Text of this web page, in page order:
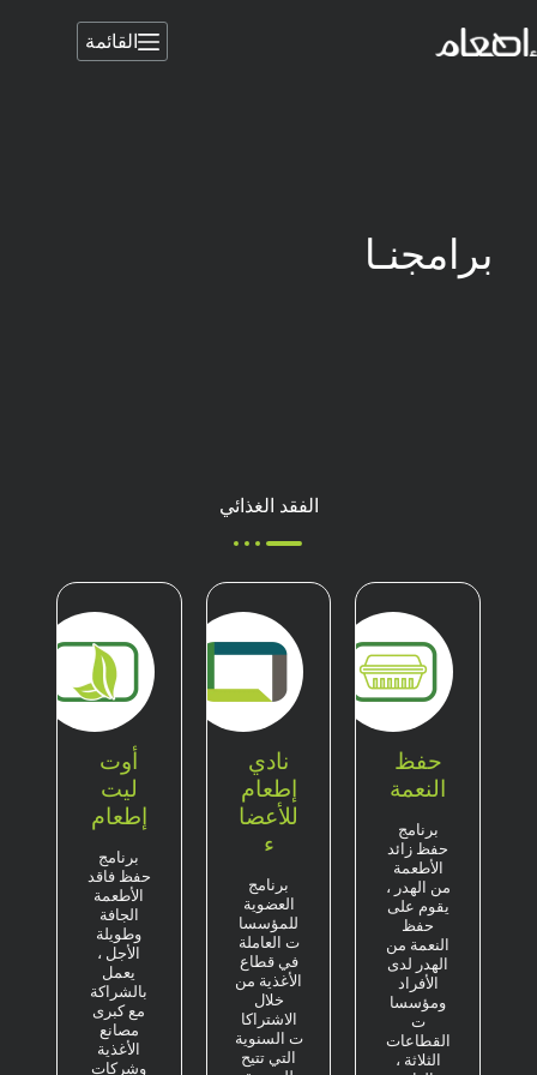
القائمة
برامجنـا
الفقد الغذائي
حفظ
النعمة
برنامج
حفظ زائد
الأطعمة
من الهدر ،
يقوم على
حفظ
النعمة من
الهدر لدى
الأفراد
ومؤسسا
ت
القطاعات
الثلاثة ،
نادي
إطعام
للأعضا
ء
برنامج
العضوية
للمؤسسا
ت العاملة
في قطاع
الأغذية من
خلال
الاشتراكا
ت السنوية
التي تتيح
أوت
ليت
إطعام
برنامج
حفظ فاقد
الأطعمة
الجافة
وطويلة
الأجل ،
يعمل
بالشراكة
مع كبرى
مصانع
الأغذية
وشركات